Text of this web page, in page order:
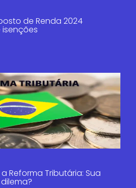
de Renda 2024
Reforma Tributária: Sua